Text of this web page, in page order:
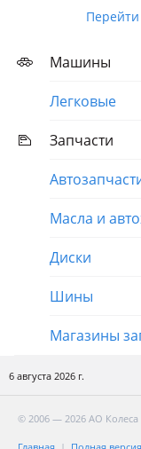
АвтоМаг_Экспресс
Машины
Легковые
Запчасти
Масла и
Диски
Шины
Магазины
6 августа 2026 г.
© 2006 — 2026 АО Колеса